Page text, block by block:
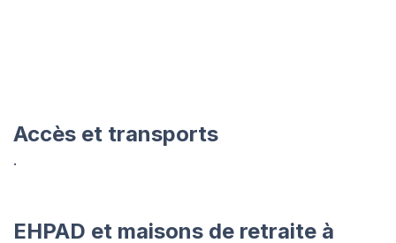
Accès et transports
.
EHPAD et maisons de retraite à